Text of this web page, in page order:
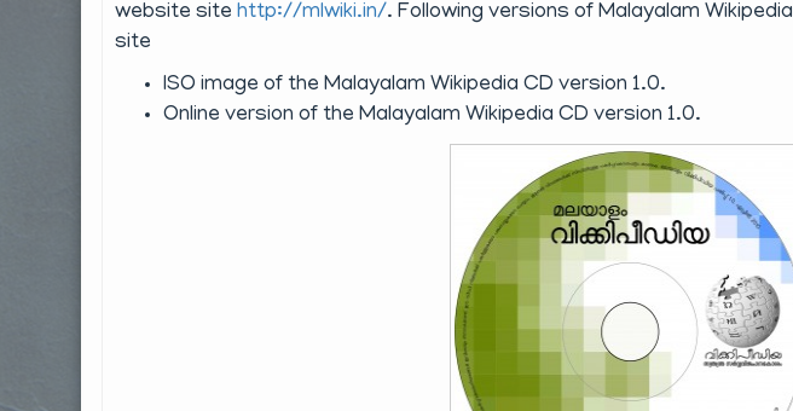
website sitehttp://mlwiki.in/. Following versions of Malayalam
site
ISO image of the Malayalam Wikipedia CD version 1.0.
Online version of the Malayalam Wikipedia CD version 1.0.